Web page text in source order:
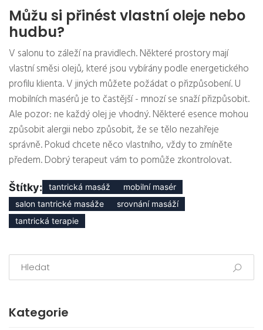
Můžu si přinést vlastní oleje nebo
hudbu?
V salonu to záleží na pravidlech. Některé prostory mají
vlastní směsi olejů, které jsou vybírány podle energetického
profilu klienta. V jiných můžete požádat o přizpůsobení. U
mobilních masérů je to častější - mnozí se snaží přizpůsobit.
Ale pozor: ne každý olej je vhodný. Některé esence mohou
způsobit alergii nebo způsobit, že se tělo nezahřeje
správně. Pokud chcete něco vlastního, vždy to zmíněte
předem. Dobrý terapeut vám to pomůže zkontrolovat.
Štítky: tantrická masáž
mobilní masér
salon tantrické masáže
srovnání masáží
tantrická terapie
Kategorie